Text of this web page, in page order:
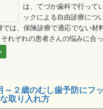
は、てづか歯科で行って
ックによる自由診療につ
では、保険診療で適応でない材
れぞれの患者さんの悩みに合
～２歳のむし歯予防にフ
取り入れ方